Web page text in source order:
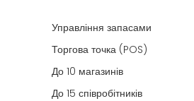
Управління запасами
Торгова точка (POS)
До 10 магазинів
До 15 співробітників